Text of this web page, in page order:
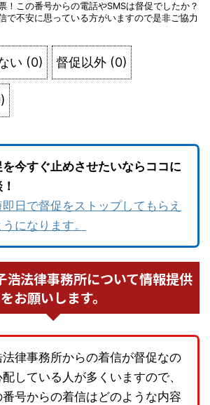
！この番号からの電話やSMSは督促でしたか？
で不安に思っている方がいますので是非ご協力
い (0) 督促以外 (0)
)
を今すぐ止めさせたいならココに
日で督促をストップしてもらえ
になります。
浩法律事務所について情報提供
をお願いします。
法律事務所からの着信が督促なの
している人が多くいますので、
番号からの着信はどのような内容